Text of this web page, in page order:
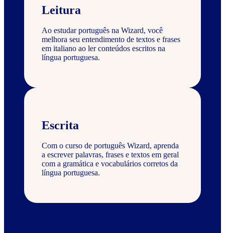
Leitura
Ao estudar português na Wizard, você
melhora seu entendimento de textos e frases
em italiano ao ler conteúdos escritos na
língua portuguesa.
Escrita
Com o curso de português Wizard, aprenda
a escrever palavras, frases e textos em geral
com a gramática e vocabulários corretos da
língua portuguesa.